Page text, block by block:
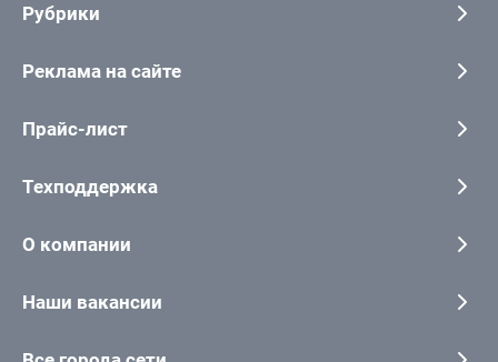
Рубрики
Реклама на сайте
Прайс-лист
Техподдержка
О компании
Наши вакансии